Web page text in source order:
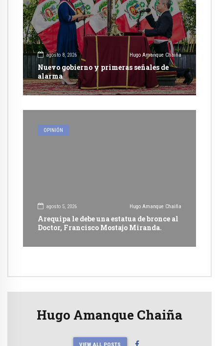
agosto 8, 2026 Hugo Amanque Chaiña
Nuevo gobierno y primeras señales de
alarma
OPINIÓN
agosto 5, 2026 Hugo Amanque Chaiña
Arequipa le debe una estatua de bronce al
Doctor, Francisco Mostajo Miranda.
Hugo Amanque Chaiña
VIEW ALL POSTS